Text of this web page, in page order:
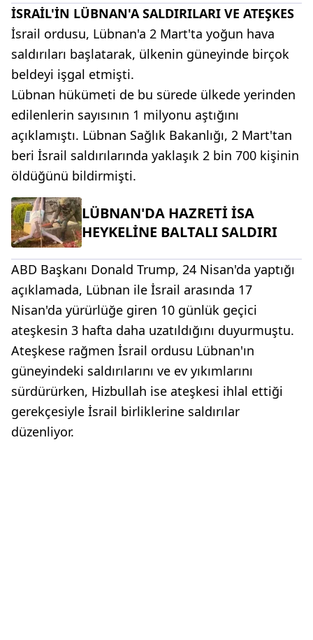
İSRAİL'İN LÜBNAN'A SALDIRILARI VE ATEŞKES
İsrail ordusu, Lübnan'a 2 Mart'ta yoğun hava
saldırıları başlatarak, ülkenin güneyinde birçok
beldeyi işgal etmişti.
Lübnan hükümeti de bu sürede ülkede yerinden
edilenlerin sayısının 1 milyonu aştığını
açıklamıştı. Lübnan Sağlık Bakanlığı, 2 Mart'tan
beri İsrail saldırılarında yaklaşık 2 bin 700 kişinin
öldüğünü bildirmişti.
LÜBNAN'DA HAZRETİ İSA
HEYKELİNE BALTALI SALDIRI
ABD Başkanı Donald Trump, 24 Nisan'da yaptığı
açıklamada, Lübnan ile İsrail arasında 17
Nisan'da yürürlüğe giren 10 günlük geçici
ateşkesin 3 hafta daha uzatıldığını duyurmuştu.
Ateşkese rağmen İsrail ordusu Lübnan'ın
güneyindeki saldırılarını ve ev yıkımlarını
sürdürürken, Hizbullah ise ateşkesi ihlal ettiği
gerekçesiyle İsrail birliklerine saldırılar
düzenliyor.